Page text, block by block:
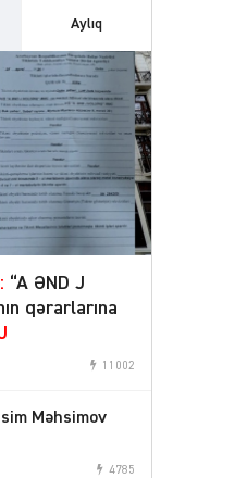
Aylıq
“A ƏND J
qərarlarına
11002
Məhsimov
4785